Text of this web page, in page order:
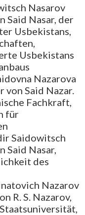
Nasarov
Said Nasar, der
Usbekistans,
Usbekistans
Nazarova
von Said Nazar.
Fachkraft,
für
Saidowitsch
Said Nasar,
des
Nazarov
R. S. Nazarov,